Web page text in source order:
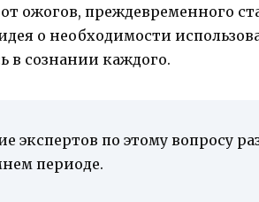
ожогов, преждевременного
о необходимости
в сознании каждого.
экспертов по этому вопросу
периоде.